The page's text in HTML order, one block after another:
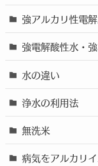
強アルカリ性電
強電解酸性水・
水の違い
浄水の利用法
無洗米
病気をアルカリ